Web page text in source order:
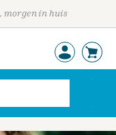
morgen in huis